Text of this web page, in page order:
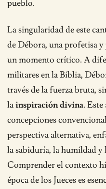
pueblo.
La singularidad de este
de Débora, una profetisa y
un momento crítico. A
militares en la Biblia,
través de la fuerza bruta,
lainspiración divina. Este
concepciones
perspectiva alternativa,
la sabiduría, la humildad y
Comprender el contexto
época de los Jueces es